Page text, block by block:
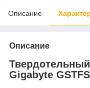
Описание
Описание
Gigabyte